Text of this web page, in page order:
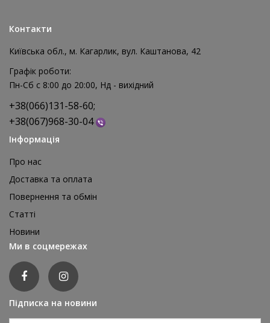
Реквізит для аніматора Мішки для стрибків, 4 шт
Контакти
Київська обл., м. Кагарлик, вул. Каштанова, 42
Графік роботи:
Пн-Сб с 8:00 до 20:00, Нд - вихідний
+38(066)131-58-60;
+38(067)968-30-04
Інформація
Про нас
Доставка та оплата
Повернення та обмін
Статті
Новини
Ми в соцмережах
Підписка на новини